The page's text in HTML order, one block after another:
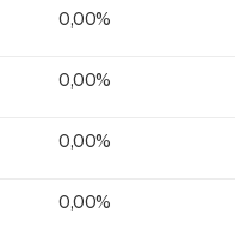
0,00%
0,00%
0,00%
0,00%